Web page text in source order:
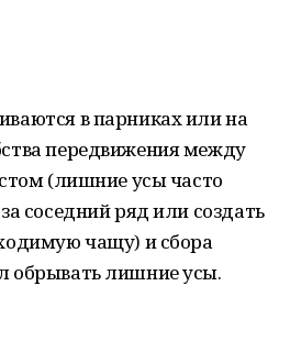
в парниках или на
передвижения между
(лишние усы часто
соседний ряд или создать
чащу) и сбора
обрывать лишние усы.